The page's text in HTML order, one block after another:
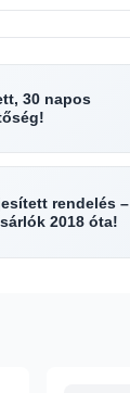
30 napos
rendelés –
2018 óta!